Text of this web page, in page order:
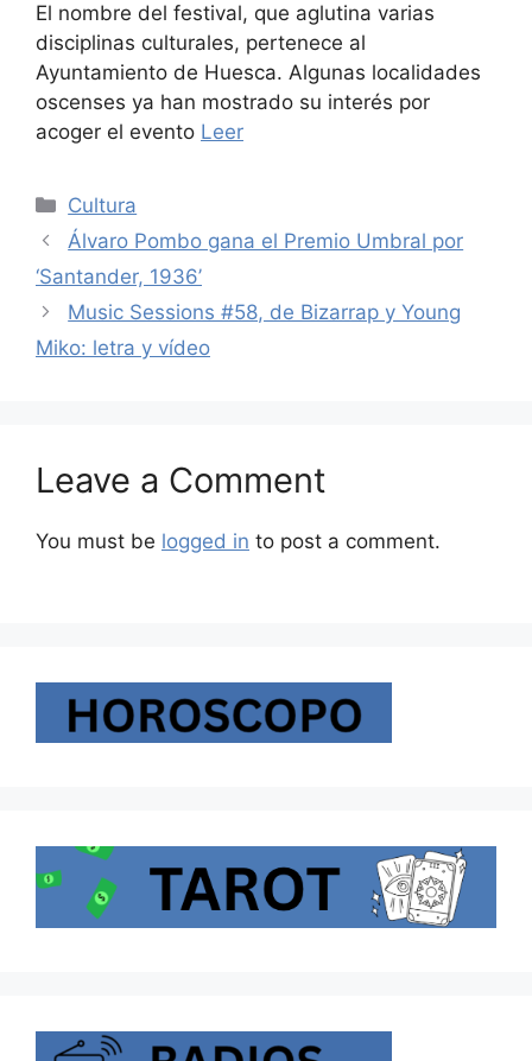
El nombre del festival, que aglutina varias
disciplinas culturales, pertenece al
Ayuntamiento de Huesca. Algunas localidades
oscenses ya han mostrado su interés por
acoger el evento Leer
Categories
Cultura
Álvaro Pombo gana el Premio Umbral por
‘Santander, 1936’
Music Sessions #58, de Bizarrap y Young
Miko: letra y vídeo
Leave a Comment
You must be logged in to post a comment.